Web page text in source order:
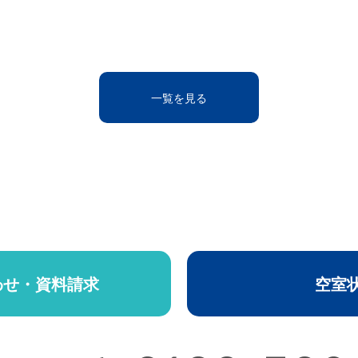
一覧を見る
・資料請求 空室